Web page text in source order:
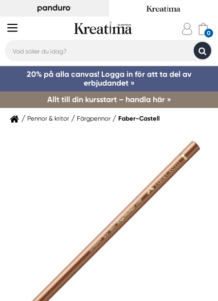
20% på alla canvas! Logga in för att ta del av
erbjudandet »
Allt till din kursstart – handla här »
Pennor & kritor Färgpennor Faber-Castell